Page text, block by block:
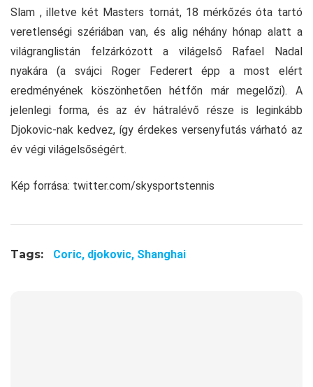
Slam , illetve két Masters tornát, 18 mérkőzés óta tartó
veretlenségi szériában van, és alig néhány hónap alatt a
világranglistán felzárkózott a világelső Rafael Nadal
nyakára (a svájci Roger Federert épp a most elért
eredményének köszönhetően hétfőn már megelőzi). A
jelenlegi forma, és az év hátralévő része is leginkább
Djokovic-nak kedvez, így érdekes versenyfutás várható az
év végi világelsőségért.
Kép forrása: twitter.com/skysportstennis
Tags: Coric, djokovic, Shanghai